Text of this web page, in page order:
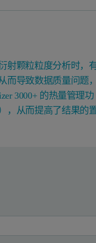
射颗粒粒度分析时，
而导致数据质量问题
3000+ 的热量管理功
，从而提高了结果的
射颗粒粒度分析时
溶剂峰）
是颗粒粒度分析的主力